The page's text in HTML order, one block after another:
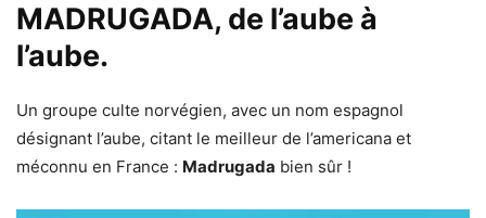
MADRUGADA, de l’aube à
l’aube.
Un groupe culte norvégien, avec un nom espagnol
désignant l’aube, citant le meilleur de l’americana et
méconnu en France : Madrugada bien sûr !